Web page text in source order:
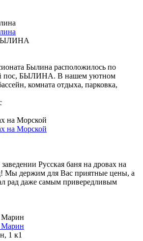
Былина расположилось по
пос, БЫЛИНА. В нашем уютном
комната отдыха, парковка,
на Морской
на Морской
Русская баня на дровах на
Мы держим для Вас приятные цены, а
рад даже самым привередливым
Марин
Марин
1 к1